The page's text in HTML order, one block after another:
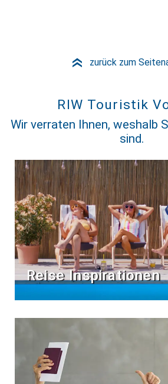
» zurück zum
RIW Touristik
Wir verraten Ihnen, weshalb
sind.
Reise Inspirationen